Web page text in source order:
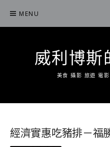
content
MENU
威利博斯
美食 攝影 旅遊 電
經濟實惠吃豬排－福